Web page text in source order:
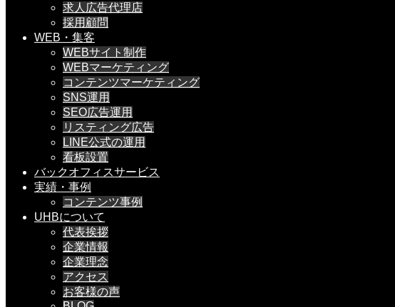
求人広告代理店
採用顧問
WEB・集客
WEBサイト制作
WEBマーケティング
コンテンツマーケティング
SNS運用
SEO広告運用
リスティング広告
LINE公式の運用
看板設置
バックオフィスサービス
実績・事例
コンテンツ事例
UHBについて
代表挨拶
企業情報
企業理念
アクセス
お客様の声